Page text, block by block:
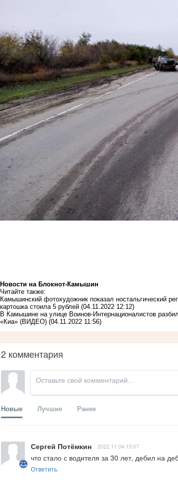
Новости на Блoкнoт-Камышин
Читайте также:
Камышинский фотохудожник показал ностальгический
картошка стоила 5 рублей (04.11.2022 12:12)
В Камышине на улице Воинов-Интернационалистов
«Киа» (ВИДЕО) (04.11.2022 11:56)
2 комментария
Новые Лучшие Ранее
Сергей Потёмкин 2022.11.04 15:07
что стало с водителя за 30 лет, дебил на
Ответить